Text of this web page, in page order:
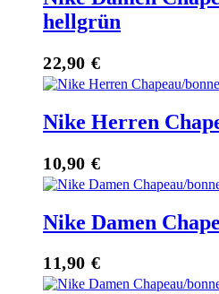
hellgrün
22,90 €
Nike Herren
10,90 €
Nike Damen
11,90 €